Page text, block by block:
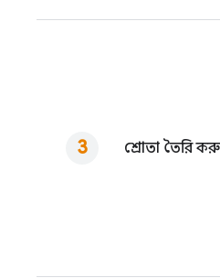
শ্রোতা তৈরি